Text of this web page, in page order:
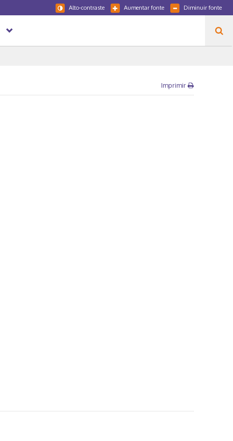
Diminuir fonte
Aumentar fonte
Alto-contraste
Imprimir